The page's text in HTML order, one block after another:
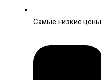
Самые низкие цены